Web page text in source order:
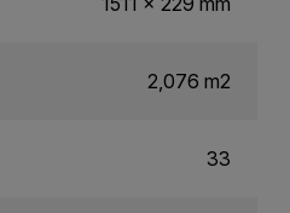
2,076 m2
33